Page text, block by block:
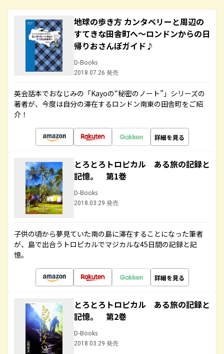
地球の歩き方 カンタベリーと周辺の
すてきな田舎町へ～ロンドンからの日
帰りおさんぽガイド♪
D-Books
2018.07.26 発売
英会話本でおなじみの「Kayoの“秘密のノート”」シリーズの
著者が、今度は自分の滞在するロンドン南東の田舎町をご紹
介！
詳細を見る
とろとろトロピカル ある旅の記録と
記憶。 第1巻
D-Books
2018.03.29 発売
子供の頃から夢見ていた南の島に滞在することになった筆者
が、島で出合うトロピカルでマジカルな45日間の記録と記
憶。
詳細を見る
とろとろトロピカル ある旅の記録と
記憶。 第2巻
D-Books
2018.03.29 発売